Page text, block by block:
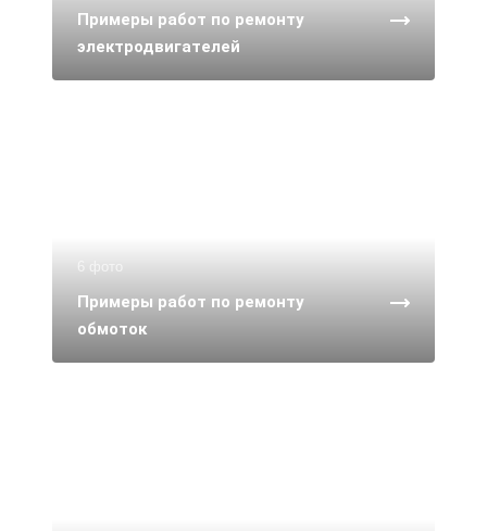
Примеры работ по ремонту
электродвигателей
6 фото
Примеры работ по ремонту
обмоток